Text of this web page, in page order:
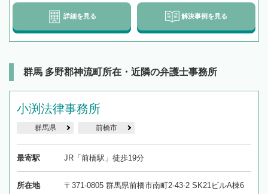
詳細を見る 解決事例を見る
群馬 多野郡神流町所在・近隣の弁護士事務所
小渕法律事務所
群馬県 前橋市
最寄駅 JR「前橋駅」徒歩19分
所在地
〒371-0805 群馬県前橋市南町2-43-2 SK21ビルA棟6